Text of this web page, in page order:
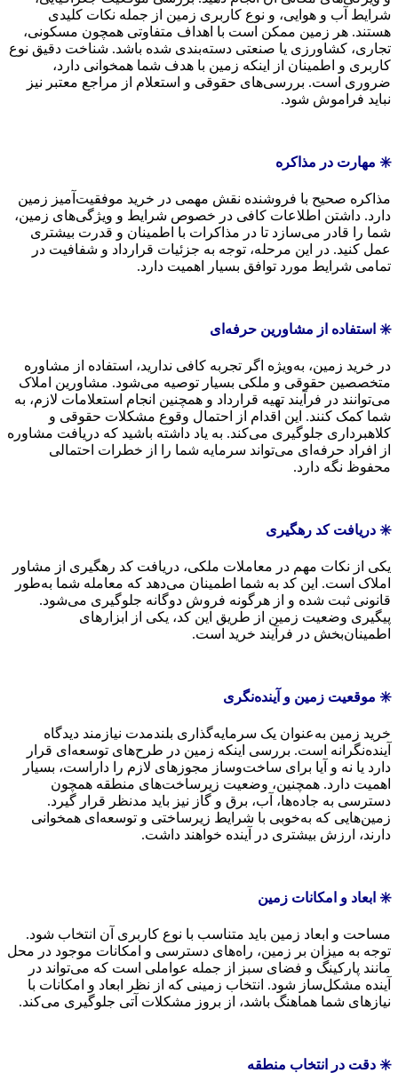
شرایط آب و هوایی، و نوع کاربری زمین از جمله نکات کلیدی
هستند. هر زمین ممکن است با اهداف متفاوتی همچون مسکونی،
تجاری، کشاورزی یا صنعتی دسته‌بندی شده باشد. شناخت دقیق نوع
کاربری و اطمینان از اینکه زمین با هدف شما همخوانی دارد،
ضروری است. بررسی‌های حقوقی و استعلام از مراجع معتبر نیز
نباید فراموش شود.
✳️ مهارت در مذاکره
مذاکره صحیح با فروشنده نقش مهمی در خرید موفقیت‌آمیز زمین
دارد. داشتن اطلاعات کافی در خصوص شرایط و ویژگی‌های زمین،
شما را قادر می‌سازد تا در مذاکرات با اطمینان و قدرت بیشتری
عمل کنید. در این مرحله، توجه به جزئیات قرارداد و شفافیت در
تمامی شرایط مورد توافق بسیار اهمیت دارد.
✳️ استفاده از مشاورین حرفه‌ای
در خرید زمین، به‌ویژه اگر تجربه کافی ندارید، استفاده از مشاوره
متخصصین حقوقی و ملکی بسیار توصیه می‌شود. مشاورین املاک
می‌توانند در فرآیند تهیه قرارداد و همچنین انجام استعلامات لازم، به
شما کمک کنند. این اقدام از احتمال وقوع مشکلات حقوقی و
کلاهبرداری جلوگیری می‌کند. به یاد داشته باشید که دریافت مشاوره
از افراد حرفه‌ای می‌تواند سرمایه شما را از خطرات احتمالی
محفوظ نگه دارد.
✳️ دریافت کد رهگیری
یکی از نکات مهم در معاملات ملکی، دریافت کد رهگیری از مشاور
املاک است. این کد به شما اطمینان می‌دهد که معامله شما به‌طور
قانونی ثبت شده و از هرگونه فروش دوگانه جلوگیری می‌شود.
پیگیری وضعیت زمین از طریق این کد، یکی از ابزارهای
اطمینان‌بخش در فرآیند خرید است.
✳️ موقعیت زمین و آینده‌نگری
خرید زمین به‌عنوان یک سرمایه‌گذاری بلندمدت نیازمند دیدگاه
آینده‌نگرانه است. بررسی اینکه زمین در طرح‌های توسعه‌ای قرار
دارد یا نه و آیا برای ساخت‌وساز مجوزهای لازم را داراست، بسیار
اهمیت دارد. همچنین، وضعیت زیرساخت‌های منطقه همچون
دسترسی به جاده‌ها، آب، برق و گاز نیز باید مدنظر قرار گیرد.
زمین‌هایی که به‌خوبی با شرایط زیرساختی و توسعه‌ای همخوانی
دارند، ارزش بیشتری در آینده خواهند داشت.
✳️ ابعاد و امکانات زمین
مساحت و ابعاد زمین باید متناسب با نوع کاربری آن انتخاب شود.
توجه به میزان بر زمین، راه‌های دسترسی و امکانات موجود در محل
مانند پارکینگ و فضای سبز از جمله عواملی است که می‌تواند در
آینده مشکل‌ساز شود. انتخاب زمینی که از نظر ابعاد و امکانات با
نیازهای شما هماهنگ باشد، از بروز مشکلات آتی جلوگیری می‌کند.
✳️ دقت در انتخاب منطقه